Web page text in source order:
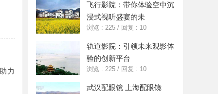
力
飞行影院：带你体验空中沉
浸式视听盛宴的未
浏览 : 225 / 回复 : 10
轨道影院：引领未来观影体
验的创新平台
浏览 : 225 / 回复 : 10
武汉配眼镜 上海配眼镜